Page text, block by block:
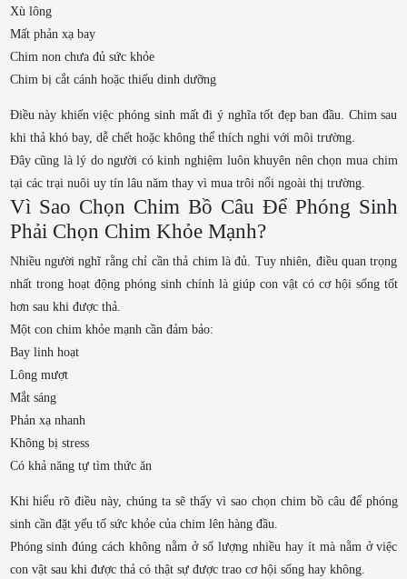
Xù lông
Mất phản xạ bay
Chim non chưa đủ sức khỏe
Chim bị cắt cánh hoặc thiếu dinh dưỡng
Điều này khiến việc phóng sinh mất đi ý nghĩa tốt đẹp ban đầu. Chim sau
khi thả khó bay, dễ chết hoặc không thể thích nghi với môi trường.
Đây cũng là lý do người có kinh nghiệm luôn khuyên nên chọn mua chim
tại các trại nuôi uy tín lâu năm thay vì mua trôi nổi ngoài thị trường.
Vì Sao Chọn Chim Bồ Câu Để Phóng Sinh
Phải Chọn Chim Khỏe Mạnh?
Nhiều người nghĩ rằng chỉ cần thả chim là đủ. Tuy nhiên, điều quan trọng
nhất trong hoạt động phóng sinh chính là giúp con vật có cơ hội sống tốt
hơn sau khi được thả.
Một con chim khỏe mạnh cần đảm bảo:
Bay linh hoạt
Lông mượt
Mắt sáng
Phản xạ nhanh
Không bị stress
Có khả năng tự tìm thức ăn
Khi hiểu rõ điều này, chúng ta sẽ thấy vì sao chọn chim bồ câu để phóng
sinh cần đặt yếu tố sức khỏe của chim lên hàng đầu.
Phóng sinh đúng cách không nằm ở số lượng nhiều hay ít mà nằm ở việc
con vật sau khi được thả có thật sự được trao cơ hội sống hay không.